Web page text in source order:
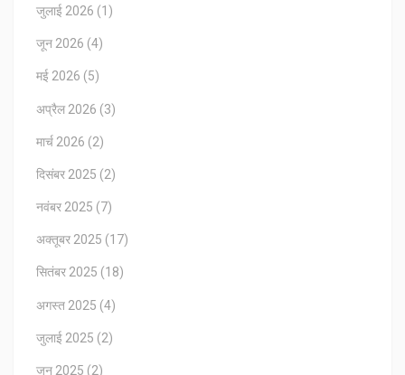
जुलाई 2026 (1)
जून 2026 (4)
मई 2026 (5)
अप्रैल 2026 (3)
मार्च 2026 (2)
दिसंबर 2025 (2)
नवंबर 2025 (7)
अक्तूबर 2025 (17)
सितंबर 2025 (18)
अगस्त 2025 (4)
जुलाई 2025 (2)
जून 2025 (2)